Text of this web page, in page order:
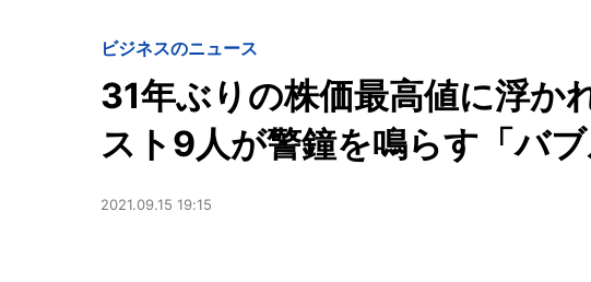
ビジネスのニュース
31年ぶりの株価最高値に浮か
スト9人が警鐘を鳴らす「バ
2021.09.15 19:15